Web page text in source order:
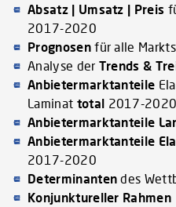
Absatz | Umsatz | Preis
2017-2020
Prognosenfür alle
Analyse der Trends &
Anbietermarktanteile
Laminat total 2017-2020
Anbietermarktanteile
Anbietermarktanteile
2017-2020
Determinantendes
Konjunktureller Rahmen